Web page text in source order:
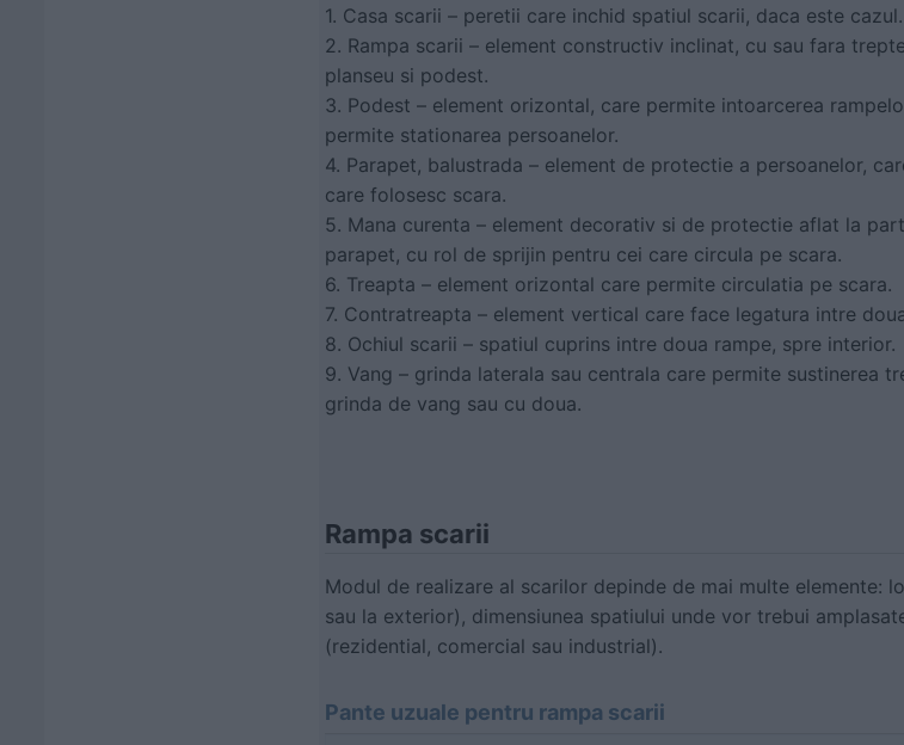
1. Casa scarii – peretii care inchid spatiul scarii, daca este cazul.
2. Rampa scarii – element constructiv inclinat, cu sau fara
planseu si podest.
3. Podest – element orizontal, care permite intoarcerea
permite stationarea persoanelor.
4. Parapet, balustrada – element de protectie a persoanelor,
care folosesc scara.
5. Mana curenta – element decorativ si de protectie aflat la
parapet, cu rol de sprijin pentru cei care circula pe scara.
6. Treapta – element orizontal care permite circulatia pe scara.
7. Contratreapta – element vertical care face legatura intre
8. Ochiul scarii – spatiul cuprins intre doua rampe, spre interior.
9. Vang – grinda laterala sau centrala care permite sustinerea
grinda de vang sau cu doua.
Rampa scarii
Modul de realizare al scarilor depinde de mai multe elemente:
sau la exterior), dimensiunea spatiului unde vor trebui
(rezidential, comercial sau industrial).
Pante uzuale pentru rampa scarii